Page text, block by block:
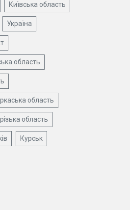
Київська область
Україна
область
область
область
Курськ